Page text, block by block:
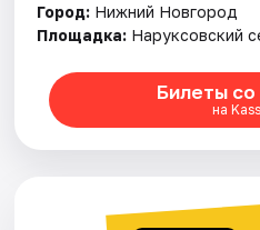
Город: Нижний Новгород
Площадка: Наруксовский
Билеты
на